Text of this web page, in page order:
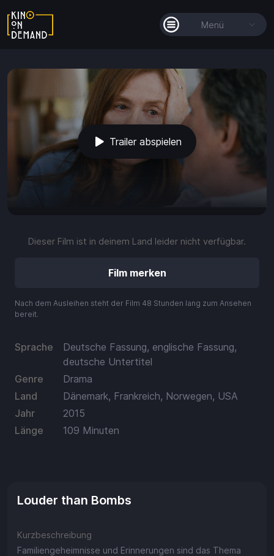
Menü
Alle Filme
Filmkollektionen
So funktioniert's
Guthaben
Die KOD-App
Aufladen
Trailer abspielen
Dieser Film ist in deinem Land leider nicht verfügbar.
Nach dem Ausleihen steht der Film 48 Stunden lang zum Ansehen
bereit.
Sprache
Deutsche Fassung, englische Fassung,
deutsche Untertitel
Genre
Drama
Land
Dänemark, Frankreich, Norwegen, USA
Jahr
2015
Länge
109 Minuten
Louder than Bombs
Kurzbeschreibung
Familiengeheimnisse und Erinnerungen sind das Thema